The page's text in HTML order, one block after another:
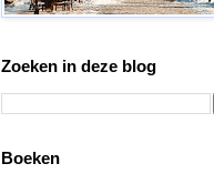
Zoeken in deze blog
Boeken